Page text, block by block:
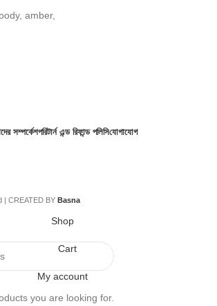
amber,
সম্পর্কেশপরিটার্ন এন্ড রিফান্ড পলিসিযোগাযোগ
| CREATED BY Basna
you are looking for.
Shop
Cart
My account